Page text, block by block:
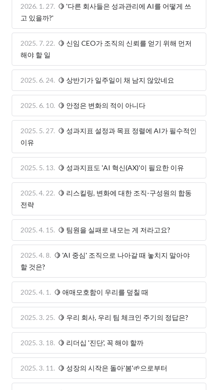
2026. 1. 27. 🍋 '다른 회사들은 성과관리에 AI를 어떻게 쓰
고 있을까?'
2025. 7. 22. 🍋 신임 CEO가 조직의 신뢰를 얻기 위해 먼저
해야 할 일
2025. 6. 24. 🍋 상반기가 일주일이 채 남지 않았네요
2025. 6. 10. 🍋 안정은 변화의 적이 아니다
2025. 5. 27. 🍋 성과지표 설정과 목표 정렬에 AI가 필수적인
이유
2025. 5. 13. 🍋 성과지표도 'AI 혁신(AX)'이 필요한 이유
2025. 4. 22. 🍋 리스킬링, 변화에 대한 조직-구성원의 합동
전략
2025. 4. 15. 🍋 팀원을 실패로 내모는 게 저라고요?
2025. 4. 8. 🍋 'AI 중심' 조직으로 나아갈 때 놓치지 말아야
할 것은?
2025. 4. 1. 🍋 애매모호함이 우리를 덮칠 때
2025. 3. 25. 🍋 우리 회사, 우리 팀 체크인 주기의 정답은?
2025. 3. 18. 🍋 리더십 '진단', 꼭 해야 할까
2025. 3. 11. 🍋 성장의 시작은 돌아'봄'🌱으로부터